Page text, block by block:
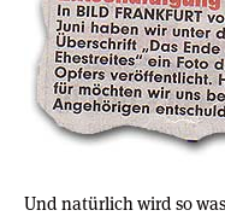
Und natürlich wird so